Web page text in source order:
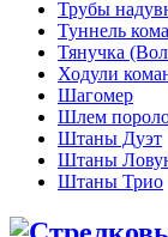
Трубы
Туннель
Тянучка
Ходули
Шагомер
Шлем
Штаны Дуэт
Штаны
Штаны Трио